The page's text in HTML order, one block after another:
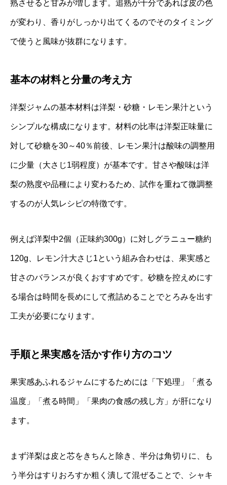
熟させると甘みが増します。追熟が十分であれば皮の色
が変わり、香りがしっかり出てくるのでそのタイミング
で使うと風味が抜群になります。
基本の材料と分量の考え方
洋梨ジャムの基本材料は洋梨・砂糖・レモン果汁という
シンプルな構成になります。材料の比率は洋梨正味量に
対して砂糖を30～40％前後、レモン果汁は酸味の調整用
に少量（大さじ1弱程度）が基本です。甘さや酸味は洋
梨の熟度や品種により変わるため、試作を重ねて微調整
するのが人気レシピの特徴です。
例えば洋梨中2個（正味約300g）に対しグラニュー糖約
120g、レモン汁大さじ1という組み合わせは、果実感と
甘さのバランスが良くおすすめです。砂糖を控えめにす
る場合は時間を長めにして煮詰めることでとろみを出す
工夫が必要になります。
手順と果実感を活かす作り方のコツ
果実感あふれるジャムにするためには「下処理」「煮る
温度」「煮る時間」「果肉の食感の残し方」が肝になり
ます。
まず洋梨は皮と芯をきちんと除き、半分は角切りに、も
う半分はすりおろすか粗く潰して混ぜることで、シャキ